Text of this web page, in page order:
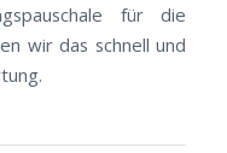
für die
wir das schnell und